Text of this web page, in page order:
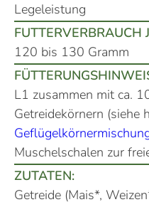
Legeleistung
FUTTERVERBRAUCH
120 bis 130 Gramm
L1 zusammen mit ca.
Getreidekörnern (siehe
Muschelschalen zur
ZUTATEN:
Getreide (Mais*,